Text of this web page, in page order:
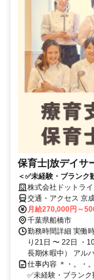
保育士|放デイサ
＜✅未経験・ブラン
株式会社ドットラ
前
交通・アクセス 京
駅」徒歩12分
月給270,000円～
千葉県船橋市
勤務時間詳細 実働
り21日 〜 22日 ・
長期休暇中） アル
仕事内容 ＊・。・
✅未経験・ブラン